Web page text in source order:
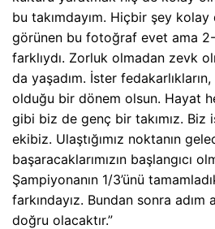
bu takımdayım. Hiçbir şey
görünen bu fotoğraf evet ama
farklıydı. Zorluk olmadan zevk
da yaşadım. İster
olduğu bir dönem olsun. Hayat
gibi biz de genç bir takımız. Biz
ekibiz. Ulaştığımız noktanın
başaracaklarımızın başlangıcı
Şampiyonanın 1/3’ünü
farkındayız. Bundan sonra adım
doğru olacaktır.”